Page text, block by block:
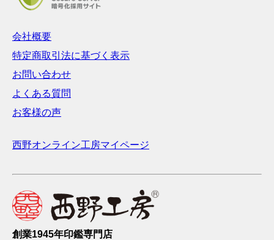
会社概要
特定商取引法に基づく表示
お問い合わせ
よくある質問
お客様の声
西野オンライン工房マイページ
創業1945年印鑑専門店